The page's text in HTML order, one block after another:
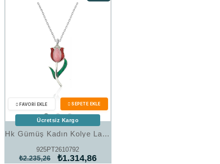
Hk Gümüş Kadın Kolye Lale |Gümüş Takı Hediyelik Ürünler
925PT2610792
₺1.314,86
₺2.235,26
Ücretsiz Kargo